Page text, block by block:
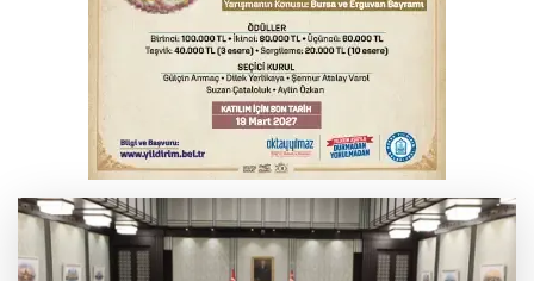
Serbest piyasada altın fiyatları...
Serbest piyasada döviz fiyatları